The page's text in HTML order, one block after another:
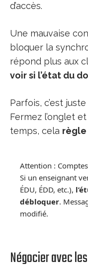
d’accès.
Une mauvaise
bloquer la
répond plus aux
voir si l’état du
Parfois, c’est
Fermez l’onglet
temps, cela règle
Attention :
Si un enseignant
ÉDU, ÉDD, etc.),
débloquer.
modifié.
Négocier avec